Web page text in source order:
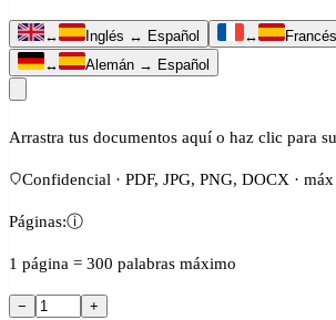
↔ Inglés ↔ Español ↔
↔
Alemán → Español
Arrastra tus documentos aquí o haz clic para
Confidencial · PDF, JPG, PNG, DOCX ·
Páginas:ⓘ
1 página = 300 palabras máximo
− +